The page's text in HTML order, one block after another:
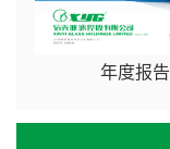
年度报告